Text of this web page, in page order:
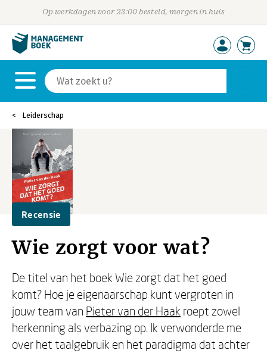
Op werkdagen voor 23:00 besteld, morgen in huis
Leiderschap
Recensie
Wie zorgt voor wat?
De titel van het boek Wie zorgt dat het goed
komt? Hoe je eigenaarschap kunt vergroten in
jouw team van Pieter van der Haak roept zowel
herkenning als verbazing op. Ik verwonderde me
over het taalgebruik en het paradigma dat achter